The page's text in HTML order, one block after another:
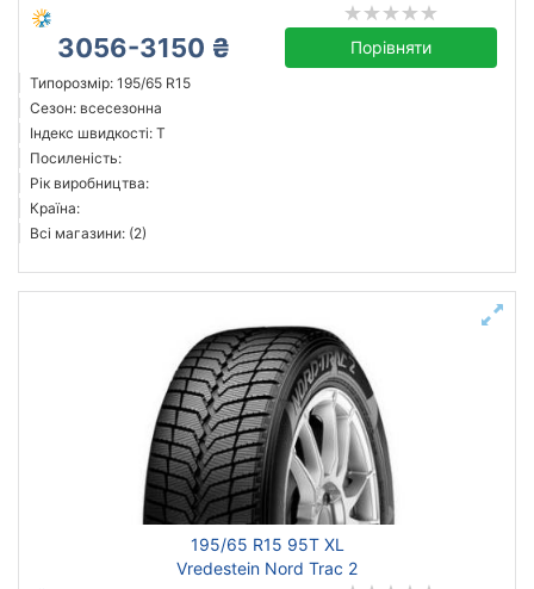
3056-3150 ₴ Порівняти
Типорозмір: 195/65 R15
Сезон: всесезонна
Індекс швидкості: T
Посиленість:
Рік виробництва:
Країна:
Всі магазини: (2)
195/65 R15 95T XL
Vredestein Nord Trac 2